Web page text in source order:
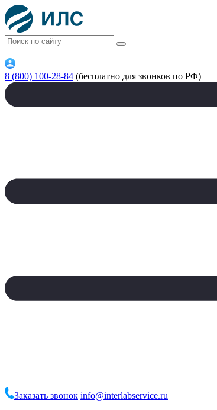
8 (800) 100-28-84 (бесплатно для звонков по РФ)
Заказать звонок info@interlabservice.ru